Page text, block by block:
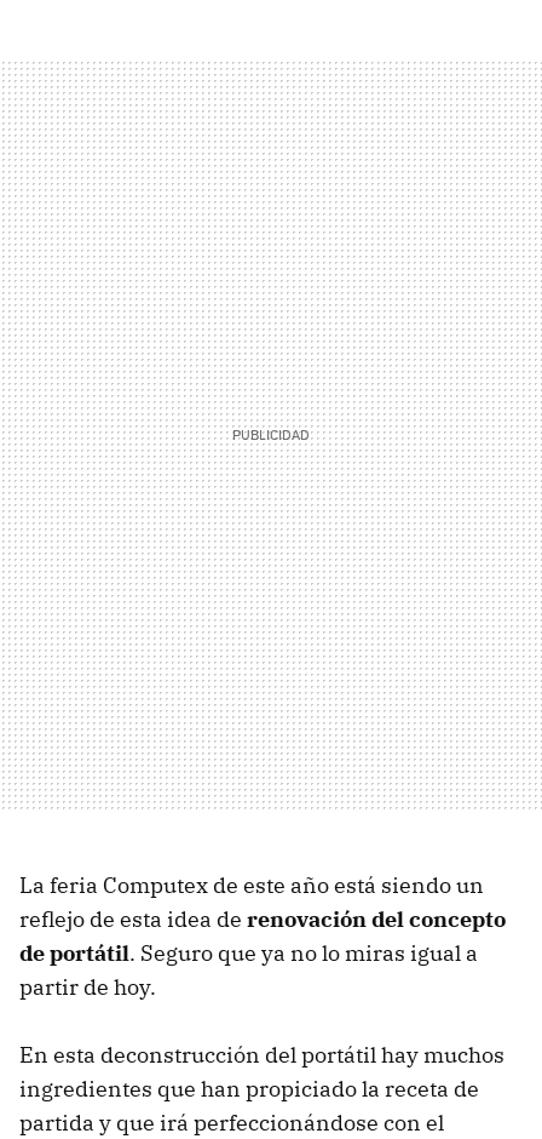
La feria Computex de este año está siendo un
reflejo de esta idea de renovación del concepto
de portátil. Seguro que ya no lo miras igual a
partir de hoy.
En esta deconstrucción del portátil hay muchos
ingredientes que han propiciado la receta de
partida y que irá perfeccionándose con el